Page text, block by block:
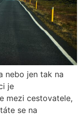
nebo jen tak na
je
mezi cestovatele,
se na